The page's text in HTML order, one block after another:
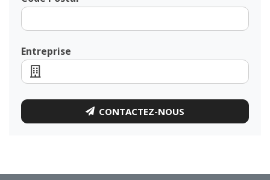
Entreprise
CONTACTEZ-NOUS